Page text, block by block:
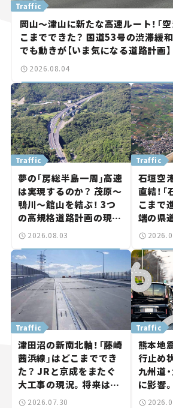
Traffic
岡山～津山に新たな高速ルート！「
こまでできた？ 国道53号の渋滞緩
でも動きが【いま気になる道路計画】
2026.08.04
Traffic
夢の「房総半島一周」高速
は実現するのか？ 茂原～
鴨川～館山を結ぶ！ 3つ
の高規格道路計画の現
状。「館山鴨川道路」で検
路計画】
2026.08.03
Traffic
石垣空
直結！
こまで
端の県
工区も
Traffic
津田沼の新南北軸！「藤崎
茜浜線」はどこまででき
た？ JRと京成をまたぐ
大工事の現況。将来は
「習志野～鎌ケ谷」を最短
2026.07.30
Traffic
熊本地
行止め
九州道
に影響
【道路